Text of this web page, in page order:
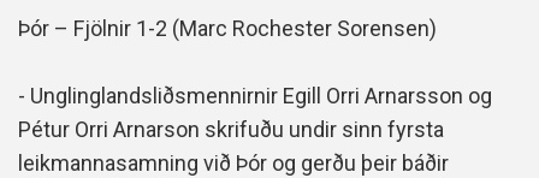
Þór – Fjölnir 1-2 (Marc Rochester Sorensen)
- Unglinglandsliðsmennirnir Egill Orri Arnarsson og
Pétur Orri Arnarson skrifuðu undir sinn fyrsta
leikmannasamning við Þór og gerðu þeir báðir